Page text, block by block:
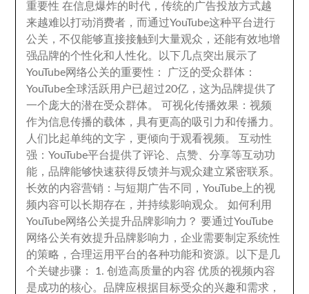
重要性 在信息爆炸的时代 ，传统的广告投放方式越
来越难以打动消费者 ， 而通过YouTube这种平台进行
公关 ，不仅能够直接接触到大量观众 ，还能有效地增
强品牌的个性化和人性化。
以下几点突出展示了
YouTube网络公关的重要性 ： 广泛的受众群体 ：
YouTube全球活跃用户已超过20亿 ，这为品牌提供了
一个庞大的潜在受众群体。 可视化传播效果 ：视频
作为信息传播的载体 ，具有更高的吸引力和传播力 。
人们比起单纯的文字 ， 更倾向于观看视频。
互动性
强 ：YouTube平台提供了评论 点赞 、分享等互动功
能 ，品牌能够快速获得反馈并与观众建立紧密联系。
长效的内容营销 ：与短期广告不同 ，YouTube上的视
频内容可以长期存在 ， 并持续影响观众。如何利用
YouTube网络公关提升品牌影响力？ 要通过YouTube
网络公关有效提升品牌影响力 ，企业需要制定系统性
的策略 ，合理运用平台的各种功能和资源。
以下是几
个关键步骤 ： 1.创造高质量的内容 优质的视频内容
是成功的核心。品牌应根据目标受众的兴趣和需求 ，